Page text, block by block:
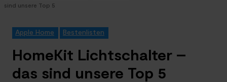
sind unsere Top 5
Apple Home Bestenlisten
HomeKit Lichtschalter –
das sind unsere Top 5